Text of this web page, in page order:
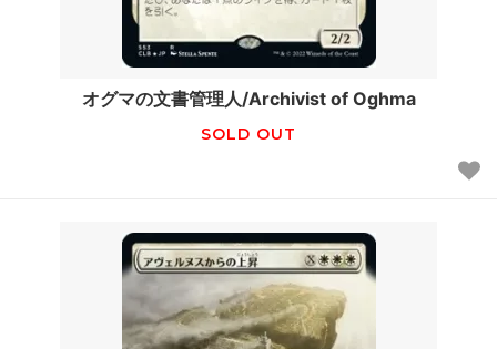
オグマの文書管理人/Archivist of Oghma
SOLD OUT